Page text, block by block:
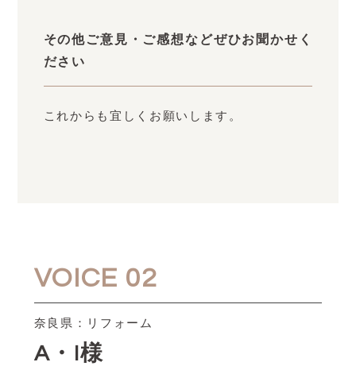
その他ご意見・ご感想などぜひお聞かせく
ださい
これからも宜しくお願いします。
VOICE 02
奈良県：リフォーム
A・I様